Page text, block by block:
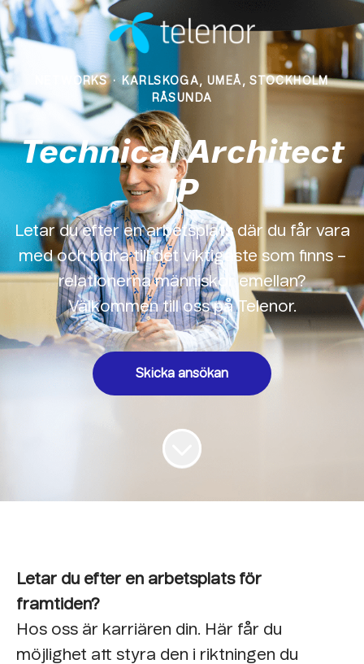
NETWORKS ·
KARLSKOGA, UMEÅ, STOCKHOLM
RÅSUNDA
Technical Architect
IP
Letar du efter en arbetsplats där du får vara
med och bidra till det viktigaste som finns –
relationerna människor emellan?
Välkommen till oss på Telenor.
Skicka ansökan
Letar du efter en arbetsplats för
framtiden?
Hos oss är karriären din. Här får du
möjlighet att styra den i riktningen du